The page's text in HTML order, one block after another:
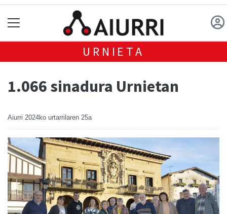
URNIETA
1.066 sinadura Urnietan
Aiurri 2024ko urtarrilaren 25a